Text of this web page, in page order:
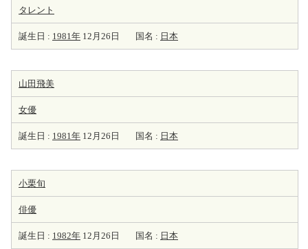
タレント
誕生日 : 1981年 12月26日 国名 : 日本
山田飛美
女優
誕生日 : 1981年 12月26日 国名 : 日本
小栗旬
俳優
誕生日 : 1982年 12月26日 国名 : 日本